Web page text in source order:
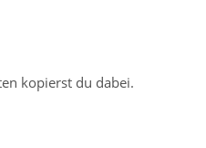
kopierst du dabei.